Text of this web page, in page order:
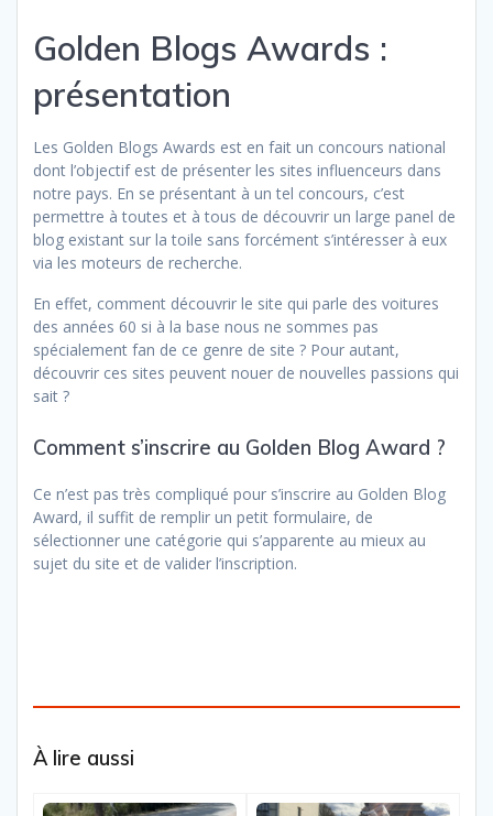
Golden Blogs Awards :
présentation
Les Golden Blogs Awards est en fait un concours national
dont l’objectif est de présenter les sites influenceurs dans
notre pays. En se présentant à un tel concours, c’est
permettre à toutes et à tous de découvrir un large panel de
blog existant sur la toile sans forcément s’intéresser à eux
via les moteurs de recherche.
En effet, comment découvrir le site qui parle des voitures
des années 60 si à la base nous ne sommes pas
spécialement fan de ce genre de site ? Pour autant,
découvrir ces sites peuvent nouer de nouvelles passions qui
sait ?
Comment s’inscrire au Golden Blog Award ?
Ce n’est pas très compliqué pour s’inscrire au Golden Blog
Award, il suffit de remplir un petit formulaire, de
sélectionner une catégorie qui s’apparente au mieux au
sujet du site et de valider l’inscription.
À lire aussi